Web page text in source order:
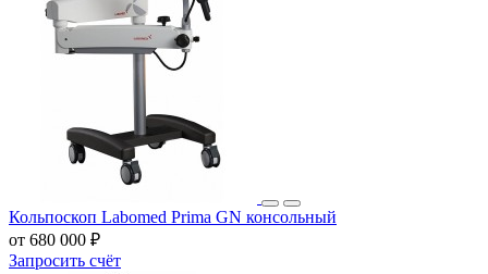
Кольпоскоп Labomed Prima GN консольный
от 680 000 ₽
Запросить счёт